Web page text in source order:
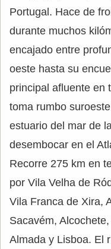
Portugal. Hace de
durante muchos
encajado entre
oeste hasta su
principal afluente en
toma rumbo
estuario del mar de
desembocar en el
Recorre 275 km en
por Vila Velha de
Vila Franca de Xira,
Sacavém,
Almada y Lisboa. El